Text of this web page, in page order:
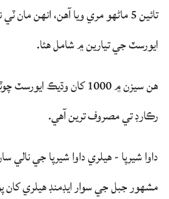
تائين 5 ماڻهو مري ويا آهن، انهن
ايورسٽ جي تيارين ۾ شامل هئا.
هن سيزن ۾ 1000 کان وڌيڪ
رڪارڊ تي مصروف ترين آهي.
داوا شيرپا - هيلري داوا شيرپا جي نالي
مشهور جبل جي سوار ايڊمنڊ هيلري